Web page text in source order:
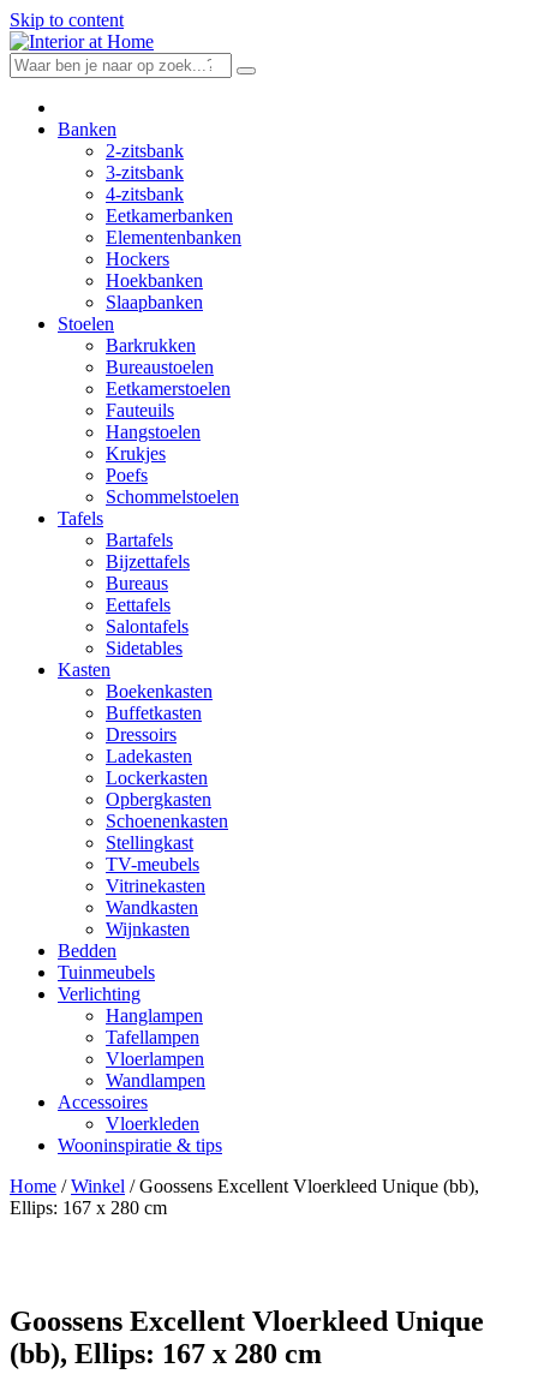
Skip to content
Banken
2-zitsbank
3-zitsbank
4-zitsbank
Eetkamerbanken
Elementenbanken
Hockers
Hoekbanken
Slaapbanken
Stoelen
Barkrukken
Bureaustoelen
Eetkamerstoelen
Fauteuils
Hangstoelen
Krukjes
Poefs
Schommelstoelen
Tafels
Bartafels
Bijzettafels
Bureaus
Eettafels
Salontafels
Sidetables
Kasten
Boekenkasten
Buffetkasten
Dressoirs
Ladekasten
Lockerkasten
Opbergkasten
Schoenenkasten
Stellingkast
TV-meubels
Vitrinekasten
Wandkasten
Wijnkasten
Bedden
Tuinmeubels
Verlichting
Hanglampen
Tafellampen
Vloerlampen
Wandlampen
Accessoires
Vloerkleden
Wooninspiratie & tips
Home /Winkel /Goossens Excellent Vloerkleed Unique (bb),
Ellips: 167 x 280 cm
Goossens Excellent Vloerkleed Unique
(bb), Ellips: 167 x 280 cm